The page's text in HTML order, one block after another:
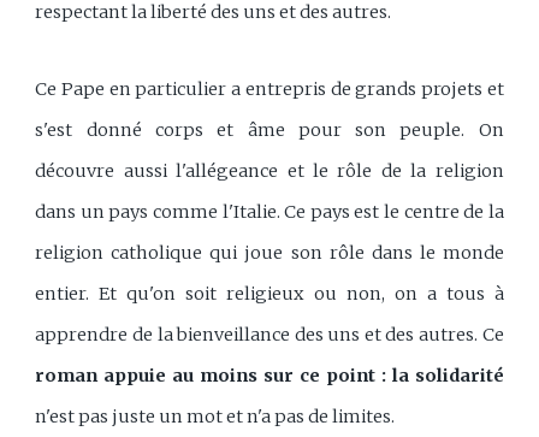
respectant la liberté des uns et des autres.
Ce Pape en particulier a entrepris de grands projets et
s'est donné corps et âme pour son peuple. On
découvre aussi l'allégeance et le rôle de la religion
dans un pays comme l'Italie. Ce pays est le centre de la
religion catholique qui joue son rôle dans le monde
entier. Et qu'on soit religieux ou non, on a tous à
apprendre de la bienveillance des uns et des autres. Ce
roman appuie au moins sur ce point : la solidarité
n'est pas juste un mot et n'a pas de limites.